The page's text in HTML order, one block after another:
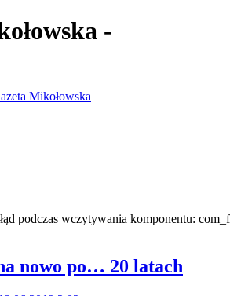
-
Mikołowska
podczas wczytywania komponentu:
nowo po… 20 latach